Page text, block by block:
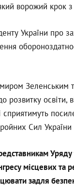
ворожий крок
України про
розвитку
сприятимуть
Сил
Уряду
місцевих та
задля